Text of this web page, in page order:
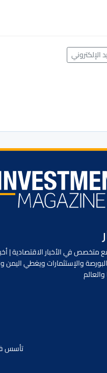
الإلكتروني
متخصص في الأخبار الاقتصادية |
والإستثمارات ويغطي اليمن
تأسس في يونيو 2018 / جميع الحقوق